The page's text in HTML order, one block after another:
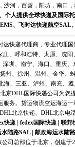
河，百善，阳坊，南口
个人提供全球快递及国际
EMS、 飞时达快递航空SAL
快递代理商，专业代理
、呼和浩特、太原、沈
圳、南宁、海口、重庆
州、徐州、温州、金华
、三亚、泸州、南充、
京DHL国际快递公司为
务。货运物流空运海运
北京快递、DHL北京电
快递| fedex国际快递| 联邦
陆路SAL| 邮政海运水陆路
司总部位于北京，创建